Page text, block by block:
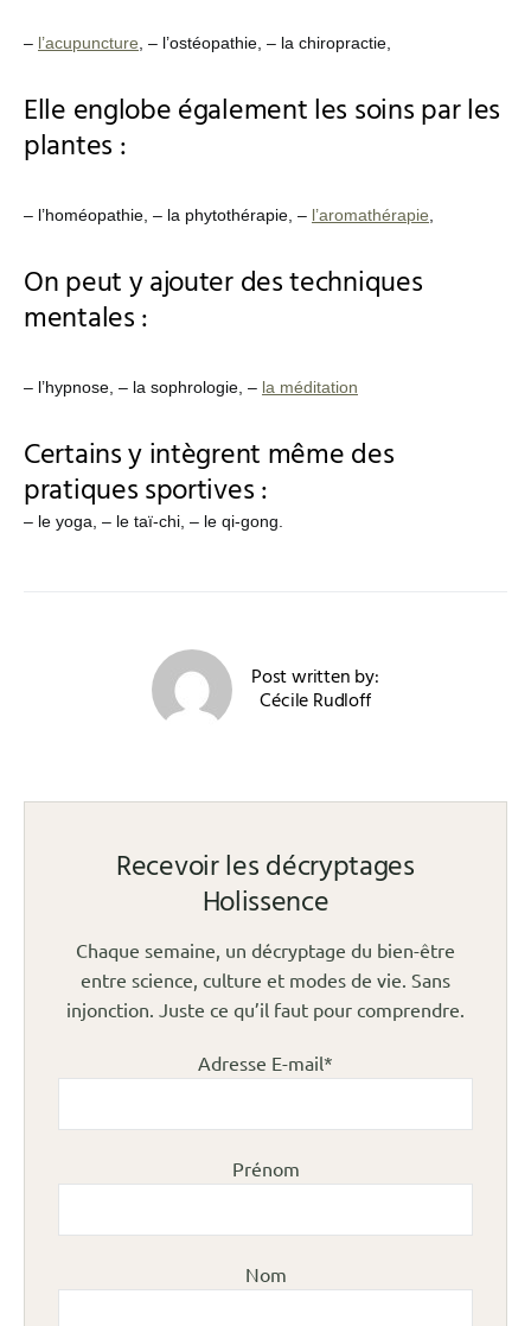
– l’acupuncture , – l’ostéopathie, – la chiropractie,
Elle englobe également les soins par les
plantes :
– l’homéopathie, – la phytothérapie, – l’aromathérapie
On peut y ajouter des techniques
mentales :
– l’hypnose, – la sophrologie, – la méditation
Certains y intègrent même des
pratiques sportives :
– le yoga, – le taï-chi, – le qi-gong.
Post written by:
Cécile Rudloff
Recevoir les décryptages
Holissence
Chaque semaine, un décryptage du bien-être
entre science, culture et modes de vie. Sans
injonction. Juste ce qu’il faut pour comprendre.
Adresse E-mail*
Prénom
Nom